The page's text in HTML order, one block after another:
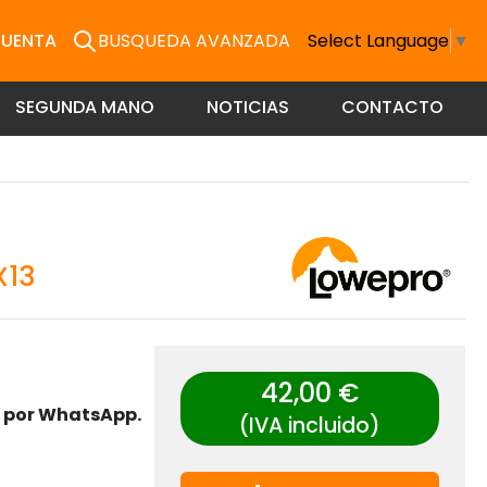
BUSQUEDA AVANZADA Select Language ▼
SEGUNDA MANO NOTICIAS CONTACTO
WhatsApp.
42,00 €
(IVA incluido)